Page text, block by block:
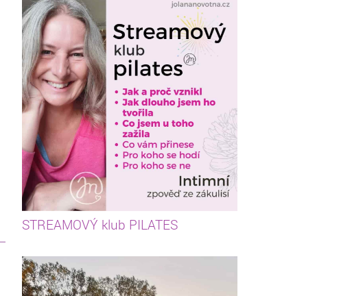
STREAMOVÝ klub PILATES